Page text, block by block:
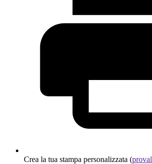
Crea la tua stampa personalizzata (